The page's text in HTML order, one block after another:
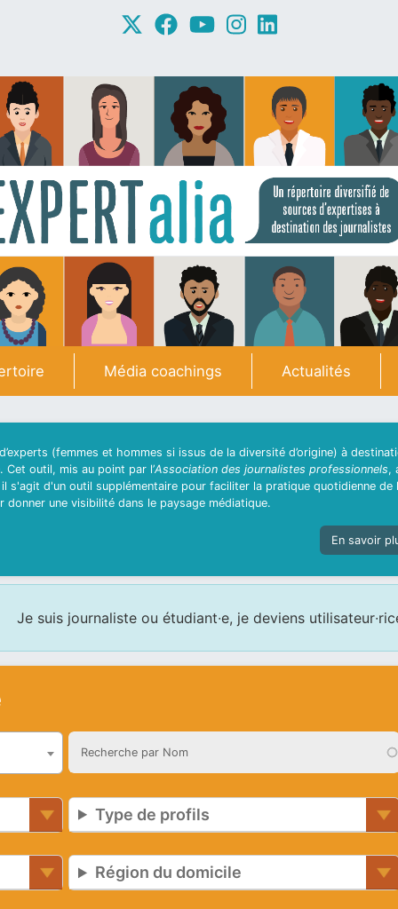
Média coachings Actualités
(femmes et hommes si issus de la diversité d’origine) à
Cet outil, mis au point par l’Association des journalistes professionnels,
s'agit d'un outil supplémentaire pour faciliter la pratique quotidienne de
donner une visibilité dans le paysage médiatique.
En savoir
Je suis journaliste ou étudiant∙e, je deviens
Type de profils
Région du domicile